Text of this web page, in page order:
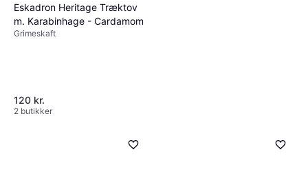
42 kr.
3 butikker
Eskadron Heritage Træktov
m. Karabinhage - Cardamom
Grimeskaft
120 kr.
2 butikker